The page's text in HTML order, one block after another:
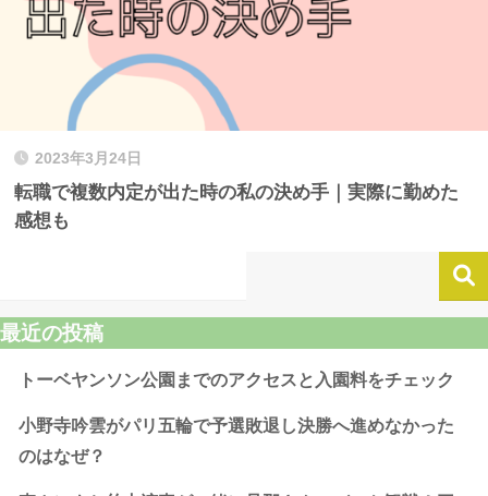
2023年3月24日
転職で複数内定が出た時の私の決め手｜実際に勤めた
感想も
最近の投稿
トーベヤンソン公園までのアクセスと入園料をチェック
小野寺吟雲がパリ五輪で予選敗退し決勝へ進めなかった
のはなぜ？